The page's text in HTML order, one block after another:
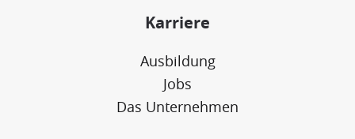
Karriere
Ausbildung
Jobs
Das Unternehmen